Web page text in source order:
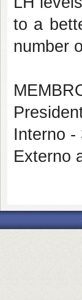
to a
number
Interno -
Externo